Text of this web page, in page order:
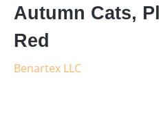
Autumn Cats,
Red
Benartex LLC